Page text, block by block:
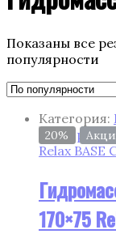
Показаны все
популярности
Категория:
20%
170×75